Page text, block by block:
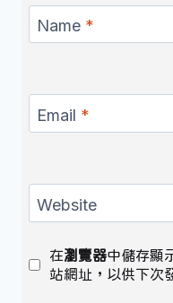
Name *
Email *
Website
在瀏覽器中儲存顯
站網址，以供下次